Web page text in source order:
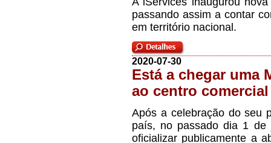
passando assim a contar
em território nacional.
2020-07-30
Está a chegar uma
ao centro
Após a celebração do seu
país, no passado dia 1
oficializar publicamente a